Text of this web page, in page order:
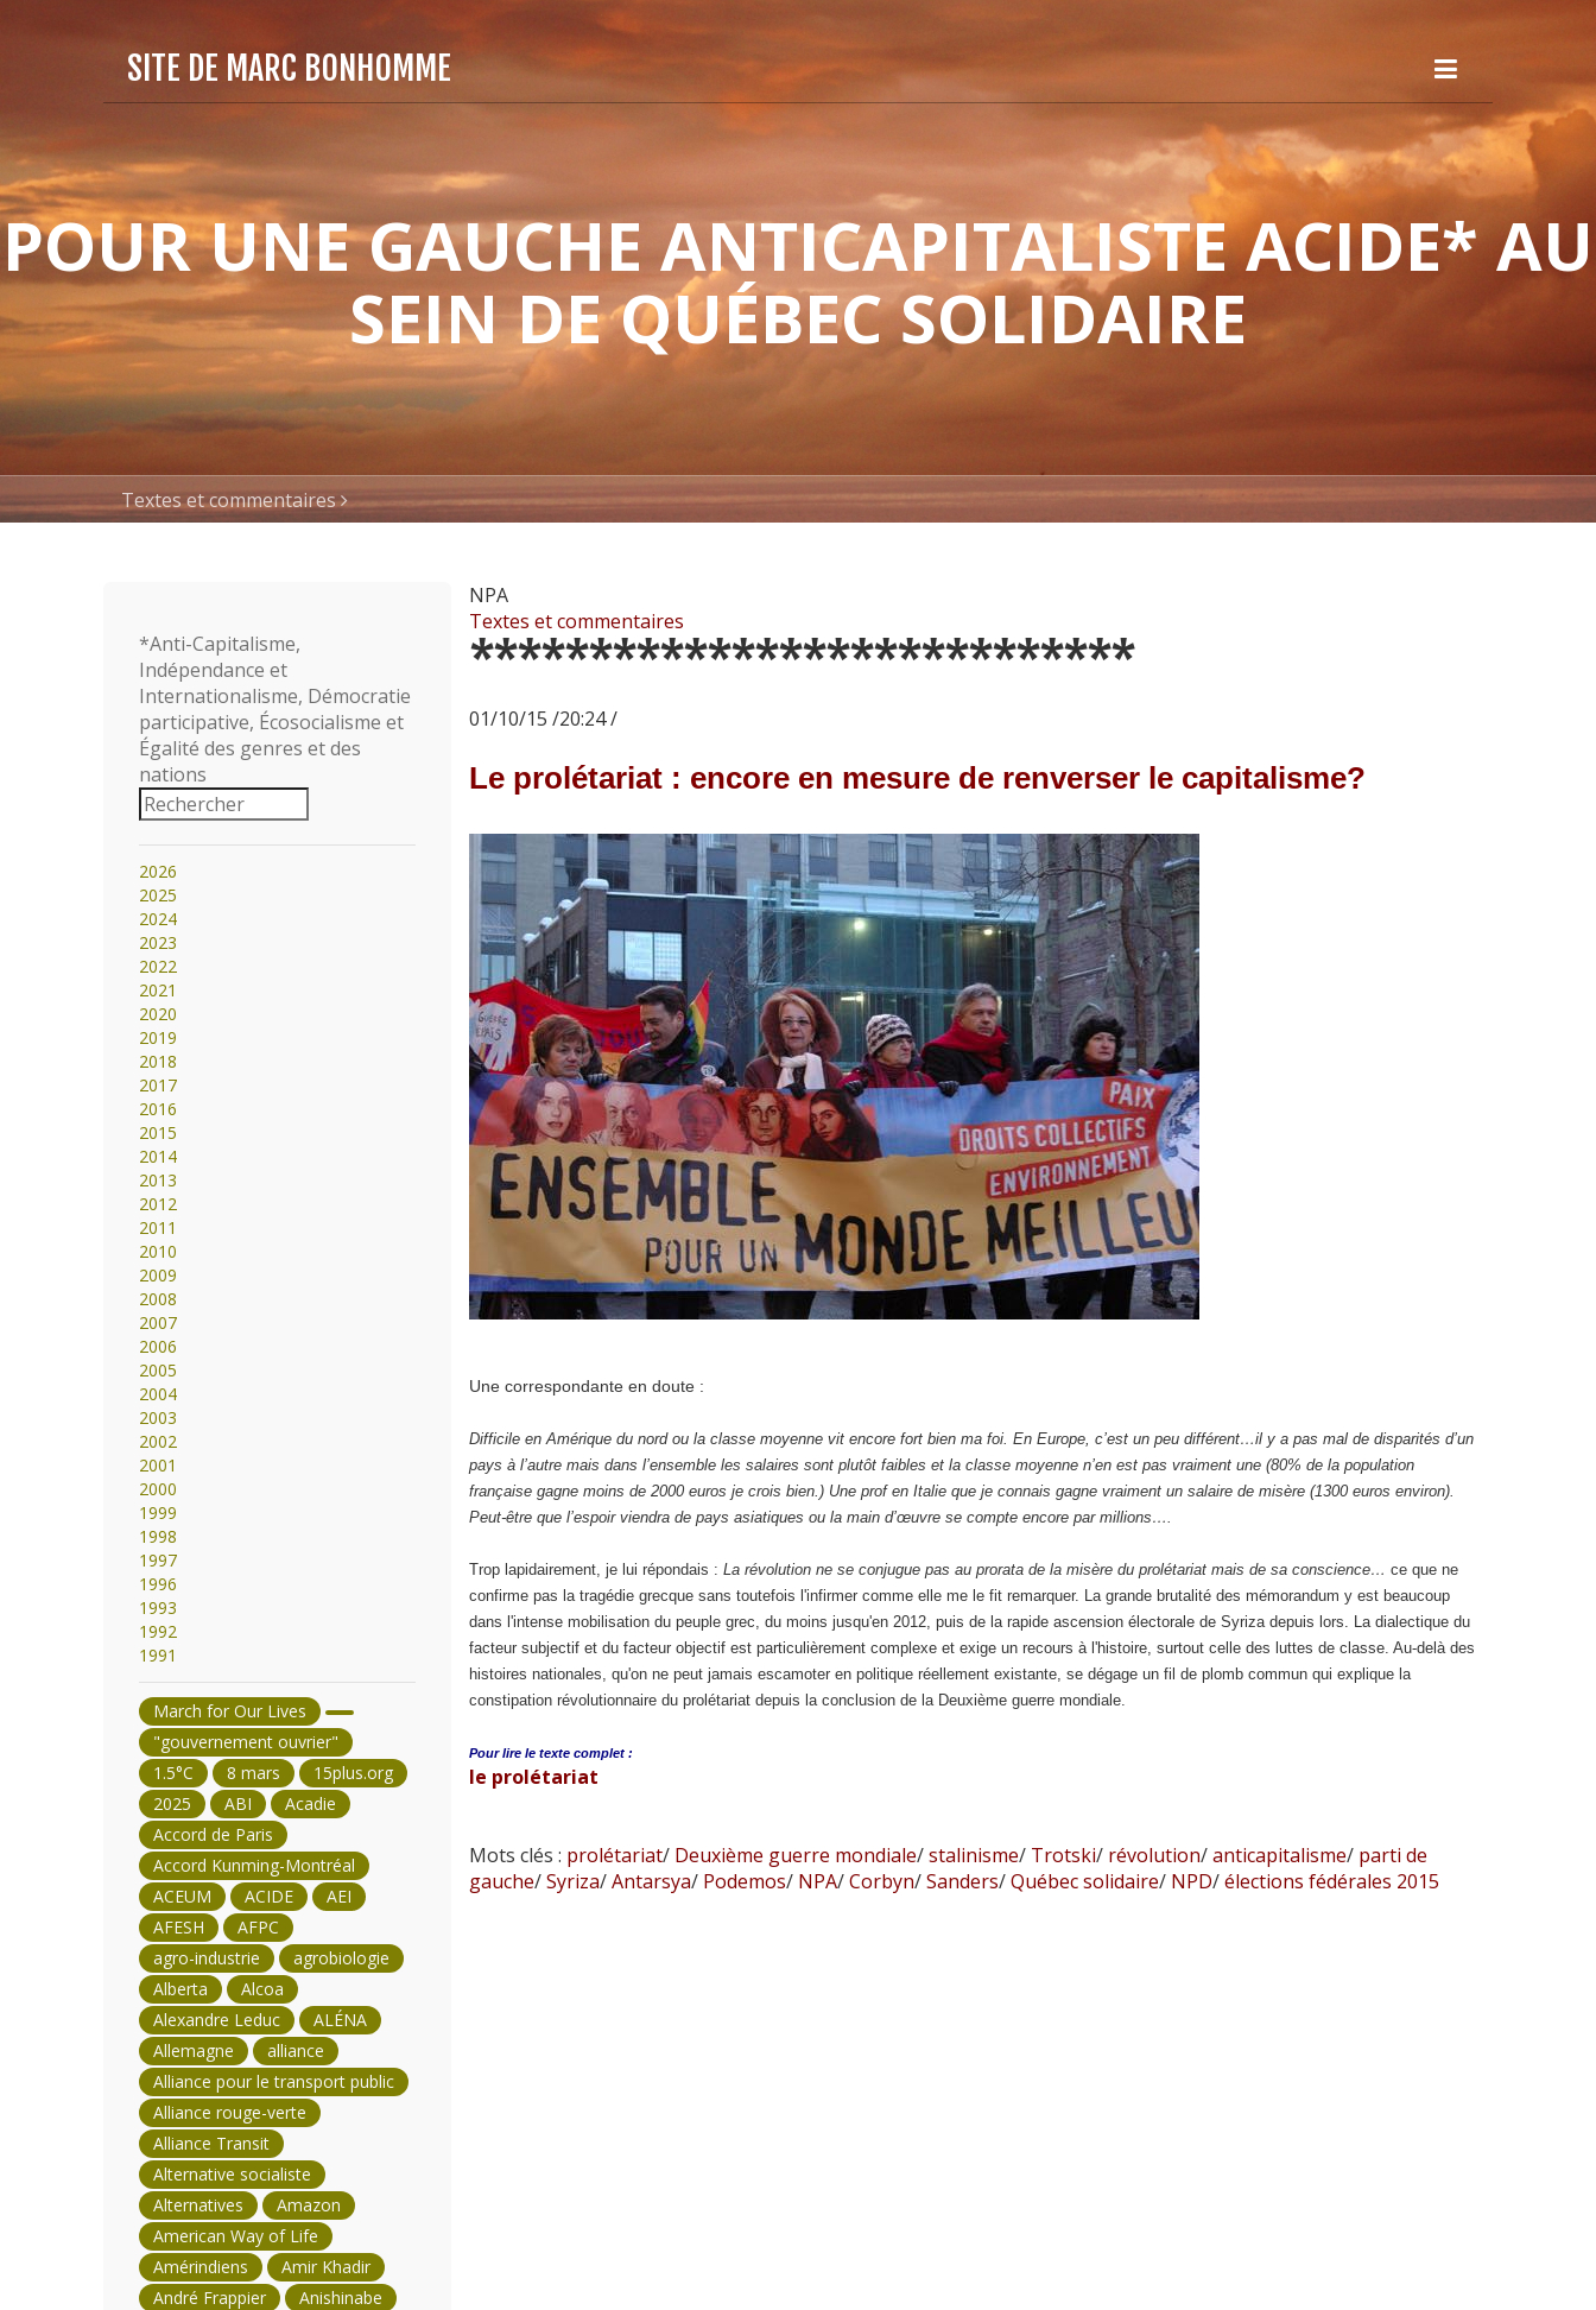
SITE DE MARC BONHOMME
POUR UNE GAUCHE ANTICAPITALISTE ACIDE* AU
SEIN DE QUÉBEC SOLIDAIRE
Textes et commentaires
NPA
Textes et commentaires
****************************
01/10/15 /20:24 /
Le prolétariat : encore en mesure de renverser le capitalisme?
Une correspondante en doute :
Difficile en Amérique du nord ou la classe moyenne vit encore fort bien ma foi. En Europe, c’est un peu différent…il y a pas mal de disparités d’un
pays à l’autre mais dans l’ensemble les salaires sont plutôt faibles et la classe moyenne n’en est pas vraiment une (80% de la population
française gagne moins de 2000 euros je crois bien.) Une prof en Italie que je connais gagne vraiment un salaire de misère (1300 euros environ).
Peut-être que l’espoir viendra de pays asiatiques ou la main d’œuvre se compte encore par millions….
Trop lapidairement, je lui répondais : La révolution ne se conjugue pas au prorata de la misère du prolétariat mais de sa conscience… ce que ne
confirme pas la tragédie grecque sans toutefois l'infirmer comme elle me le fit remarquer. La grande brutalité des mémorandum y est beaucoup
dans l'intense mobilisation du peuple grec, du moins jusqu'en 2012, puis de la rapide ascension électorale de Syriza depuis lors. La dialectique du
facteur subjectif et du facteur objectif est particulièrement complexe et exige un recours à l'histoire, surtout celle des luttes de classe. Au-delà des
histoires nationales, qu'on ne peut jamais escamoter en politique réellement existante, se dégage un fil de plomb commun qui explique la
constipation révolutionnaire du prolétariat depuis la conclusion de la Deuxième guerre mondiale.
Pour lire le texte complet :
le prolétariat
Mots clés : prolétariat/Deuxième guerre mondiale/stalinisme/Trotski/révolution/anticapitalisme/parti de
gauche/Syriza/Antarsya/Podemos/NPA/Corbyn/Sanders/Québec solidaire/NPD/élections fédérales 2015
*Anti-Capitalisme,
Indépendance et
Internationalisme, Démocratie
participative, Écosocialisme et
Égalité des genres et des
nations
2026
2025
2024
2023
2022
2021
2020
2019
2018
2017
2016
2015
2014
2013
2012
2011
2010
2009
2008
2007
2006
2005
2004
2003
2002
2001
2000
1999
1998
1997
1996
1993
1992
1991
March for Our Lives
"gouvernement ouvrier"
1.5°C
8 mars
15plus.org
2025
ABI
Acadie
Accord de Paris
Accord Kunming-Montréal
ACEUM
ACIDE
AEI
AFESH
AFPC
agro-industrie
agrobiologie
Alberta
Alcoa
Alexandre Leduc
ALÉNA
Allemagne
alliance
Alliance pour le transport public
Alliance rouge-verte
Alliance Transit
Alternative socialiste
Alternatives
Amazon
American Way of Life
Amérindiens
Amir Khadir
André Frappier
Anishinabe